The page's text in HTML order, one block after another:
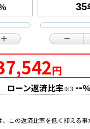
円
ローン返済比率※3 --％
の返済比率を低く抑える事